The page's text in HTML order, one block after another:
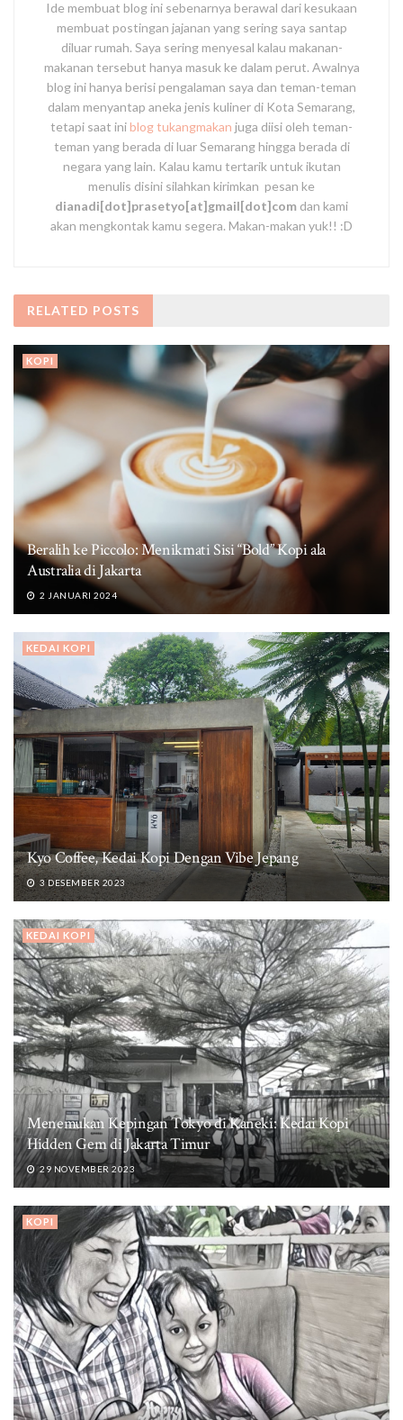
Ide membuat blog ini sebenarnya berawal dari kesukaan
membuat postingan jajanan yang sering saya santap
diluar rumah. Saya sering menyesal kalau makanan-
makanan tersebut hanya masuk ke dalam perut. Awalnya
blog ini hanya berisi pengalaman saya dan teman-teman
dalam menyantap aneka jenis kuliner di Kota Semarang,
tetapi saat iniblog tukangmakan juga diisi oleh teman-
teman yang berada di luar Semarang hingga berada di
negara yang lain. Kalau kamu tertarik untuk ikutan
menulis disini silahkan kirimkan pesan ke
dianadi[dot]prasetyo[at]gmail[dot]com dan kami
akan mengkontak kamu segera. Makan-makan yuk!! :D
RELATED POSTS
KOPI
Beralih ke Piccolo: Menikmati Sisi “Bold” Kopi ala
Australia di Jakarta
2 JANUARI 2024
KEDAI KOPI
Kyo Coffee, Kedai Kopi Dengan Vibe Jepang
3 DESEMBER 2023
KEDAI KOPI
Menemukan Kepingan Tokyo di Kaneki: Kedai Kopi
Hidden Gem di Jakarta Timur
29 NOVEMBER 2023
KOPI